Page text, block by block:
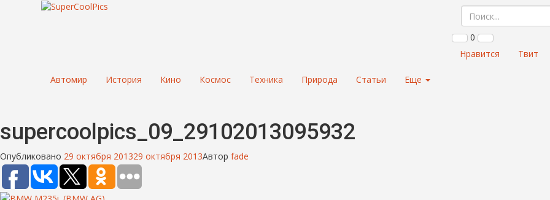
0
Нравится
Твит
Автомир История Кино Космос Техника Природа Статьи Еще
supercoolpics_09_29102013095932
Опубликовано 29 октября 201329 октября 2013Автор fade